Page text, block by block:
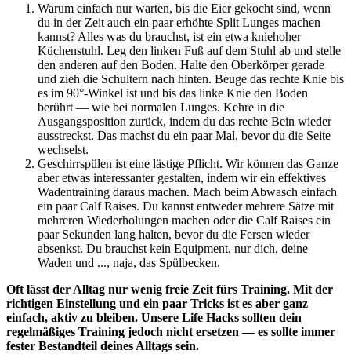
Warum einfach nur warten, bis die Eier gekocht sind, wenn
du in der Zeit auch ein paar erhöhte Split Lunges machen
kannst? Alles was du brauchst, ist ein etwa kniehoher
Küchenstuhl. Leg den linken Fuß auf dem Stuhl ab und stelle
den anderen auf den Boden. Halte den Oberkörper gerade
und zieh die Schultern nach hinten. Beuge das rechte Knie bis
es im 90°-Winkel ist und bis das linke Knie den Boden
berührt — wie bei normalen Lunges. Kehre in die
Ausgangsposition zurück, indem du das rechte Bein wieder
ausstreckst. Das machst du ein paar Mal, bevor du die Seite
wechselst.
Geschirrspülen ist eine lästige Pflicht. Wir können das Ganze
aber etwas interessanter gestalten, indem wir ein effektives
Wadentraining daraus machen. Mach beim Abwasch einfach
ein paar Calf Raises. Du kannst entweder mehrere Sätze mit
mehreren Wiederholungen machen oder die Calf Raises ein
paar Sekunden lang halten, bevor du die Fersen wieder
absenkst. Du brauchst kein Equipment, nur dich, deine
Waden und ..., naja, das Spülbecken.
Oft lässt der Alltag nur wenig freie Zeit fürs Training. Mit der
richtigen Einstellung und ein paar Tricks ist es aber ganz
einfach, aktiv zu bleiben. Unsere Life Hacks sollten dein
regelmäßiges Training jedoch nicht ersetzen — es sollte immer
fester Bestandteil deines Alltags sein.